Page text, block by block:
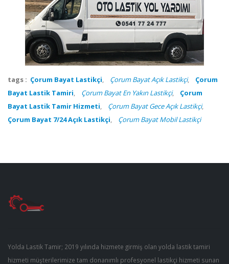
tags : Çorum Bayat Lastikçi, Çorum Bayat Açık Lastikçi, Çorum
Bayat Lastik Tamiri, Çorum Bayat En Yakın Lastikçi, Çorum
Bayat Lastik Tamir Hizmeti, Çorum Bayat Gece Açık Lastikçi,
Çorum Bayat 7/24 Açık Lastikçi, Çorum Bayat Mobil Lastikçi
Yolda Lastik Tamir; 2019 yılında hizmete girmiş olan yolda lastik tamiri
hizmeti müşterilerimize tam donanımlı profesyonel lastikçi hizmeti sunan